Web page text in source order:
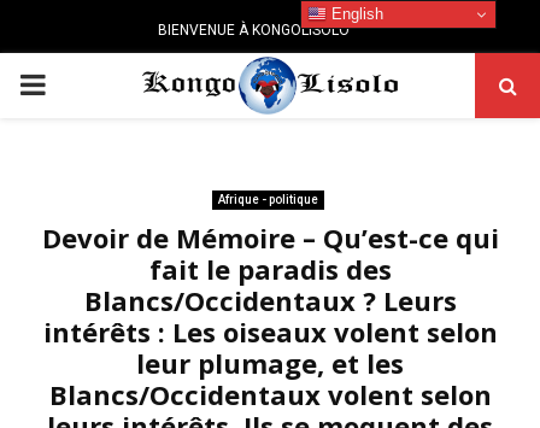
BIENVENUE À KONGOLISOLO
PRIMARY
Afrique - politique
Devoir de Mémoire – Qu’est-ce qui
fait le paradis des
Blancs/Occidentaux ? Leurs
intérêts : Les oiseaux volent selon
leur plumage, et les
Blancs/Occidentaux volent selon
English